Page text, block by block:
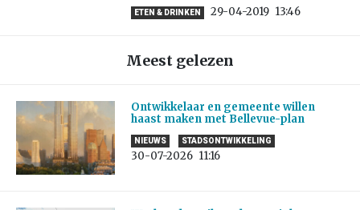
ETEN & DRINKEN 29-04-2019 13:46
Meest gelezen
Ontwikkelaar en gemeente willen
haast maken met Bellevue-plan
NIEUWS STADSONTWIKKELING
30-07-2026 11:16